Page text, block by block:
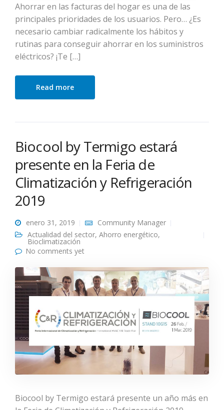
Ahorrar en las facturas del hogar es una de las
principales prioridades de los usuarios. Pero… ¿Es
necesario cambiar radicalmente los hábitos y
rutinas para conseguir ahorrar en los suministros
eléctricos? ¡Te […]
Read more
Biocool by Termigo estará
presente en la Feria de
Climatización y Refrigeración
2019
enero 31, 2019
Community Manager
Actualidad del sector, Ahorro energético,
Bioclimatización
No comments yet
Biocool by Termigo estará presente un año más en